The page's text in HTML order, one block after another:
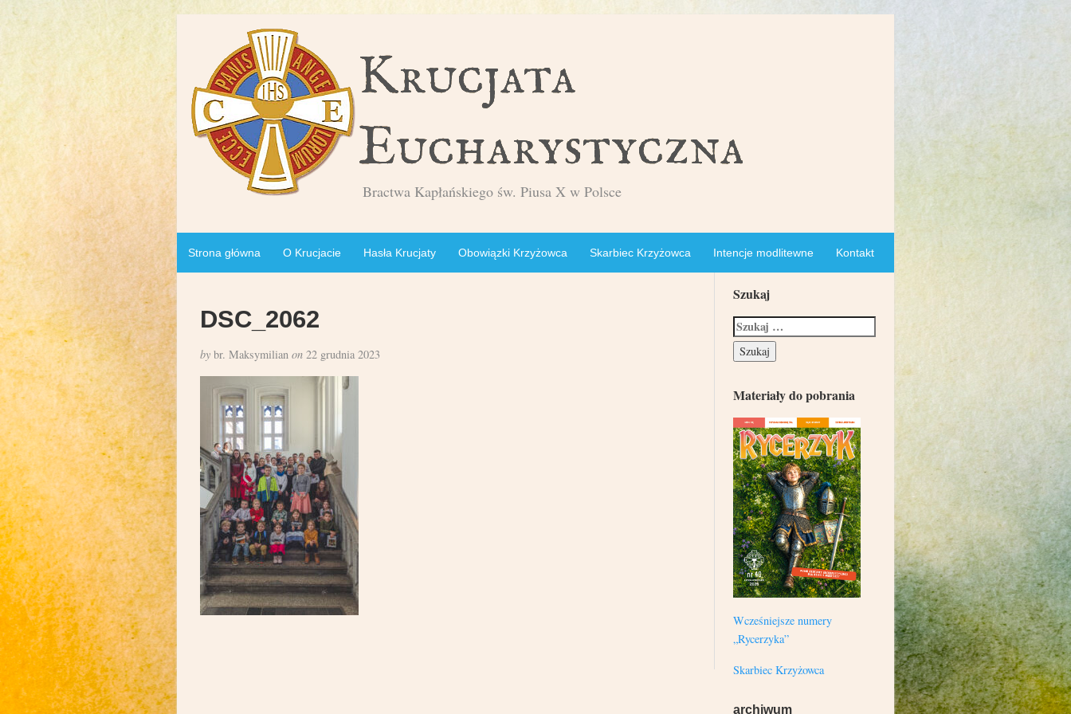
Bractwa Kapłańskiego św. Piusa X w Polsce
Strona główna O Krucjacie Hasła Krucjaty Obowiązki Krzyżowca Skarbiec Krzyżowca Intencje modlitewne Kontakt
DSC_2062
bybr. Maksymilian on22 grudnia 2023
Szukaj
Materiały do pobrania
Wcześniejsze numery
„Rycerzyka”
Skarbiec Krzyżowca
archiwum